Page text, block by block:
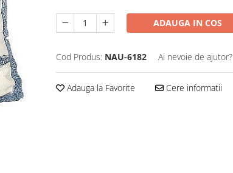
ADAUGA IN COS
Cod Produs: NAU-6182 Ai nevoie de ajutor?
Adauga la Favorite Cere informatii